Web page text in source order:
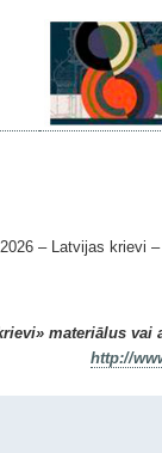
– Latvijas krievi –
materiālus
http://